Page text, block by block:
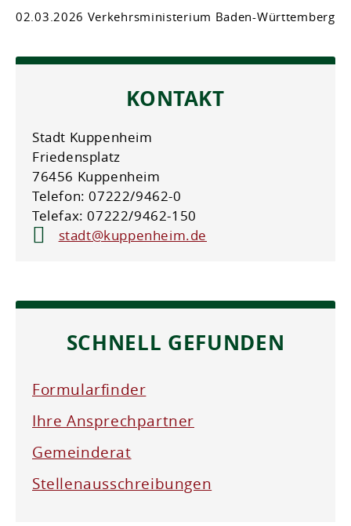
02.03.2026 Verkehrsministerium Baden-Württemberg
KONTAKT
Stadt Kuppenheim
Friedensplatz
76456 Kuppenheim
Telefon: 07222/9462-0
Telefax: 07222/9462-150
stadt@kuppenheim.de
SCHNELL GEFUNDEN
Formularfinder
Ihre Ansprechpartner
Gemeinderat
Stellenausschreibungen